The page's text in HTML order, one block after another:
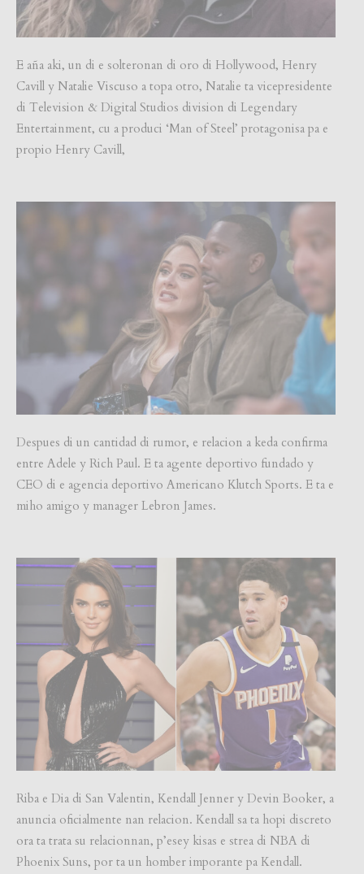
E aña aki, un di e solteronan di oro di Hollywood, Henry
Cavill y Natalie Viscuso a topa otro, Natalie ta vicepresidente
di Television & Digital Studios division di Legendary
Entertainment, cu a produci ‘Man of Steel’ protagonisa pa e
propio Henry Cavill,
Despues di un cantidad di rumor, e relacion a keda confirma
entre Adele y Rich Paul. E ta agente deportivo fundado y
CEO di e agencia deportivo Americano Klutch Sports. E ta e
miho amigo y manager Lebron James.
Riba e Dia di San Valentin, Kendall Jenner y Devin Booker, a
anuncia oficialmente nan relacion. Kendall sa ta hopi discreto
ora ta trata su relacionnan, p’esey kisas e strea di NBA di
Phoenix Suns, por ta un homber imporante pa Kendall.